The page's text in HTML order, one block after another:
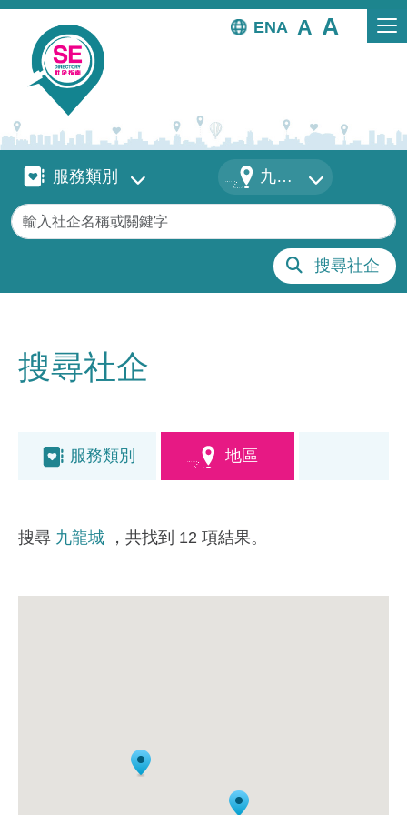
移至主內容
EN
服務類別服務類別 地區 九龍城
關鍵字
搜尋社企
搜尋社企
服務類別 地區
搜尋 九龍城 ，共找到 12 項結果。